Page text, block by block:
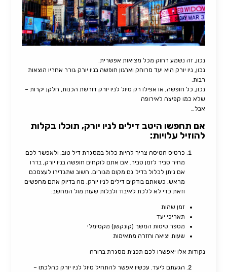
נכון, זה נשמע רחוק מכל מציאות אפשרית.
נכון, ניו יורק היא יעד מרוחק וארגון חופשה בניו יורק גורר אחריו הוצאות
רבות.
נכון, כל חופשה, או אפילו רק טיול לניו יורק דורשת הכנות, חלקן יקרות –
שלא כמו קפיצה לאירופה
אבל…
אם תחפשו היטב דילים לניו יורק, תוכלו בקלות
להוזיל עלויות:
כרטיס הטיסה צריך להיות כלול במסגרת דיל טוב, ולאפשר לכם
מחיר סביר לזמן סביר. אם אתם לוקחים חופשה בניו יורק, בררו
אם ניתן לכלול בדיל גם מקום מגורים. חשוב שתגדירו לעצמכם
מראש, כשאתם בודקים דילים לניו יורק, מה בדיוק אתם מחפשים
וזאת כדי לא ללכת לאיבוד ולבלות שעות מול המחשב:
זמן שהות
תאריכי יעד
מספר טיסות המשך (קונקשן) מקסימלי
שעות יציאה וחזרה מתאימות
נקודות אלו יאפשרו לכם תכנית מסגרת ברורה
הגעתם ליעד. עכשיו אפשר להתחיל טיול לניו יורק כהלכתו –